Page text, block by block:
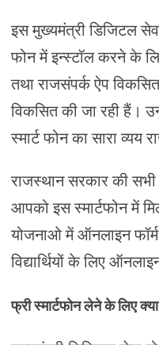
इस मुख्यमंत्री डिजिटल
फोन में इन्स्टॉल करने के
तथा राजसंपर्क ऐप
विकसित की जा रही हैं।
स्मार्ट फोन का सारा व्यय
राजस्थान सरकार की
आपको इस स्मार्टफोन में
योजनाओ में ऑनलाइन
विद्यार्थियों के लिए
फ्री स्मार्टफोन लेने के लिए क्या